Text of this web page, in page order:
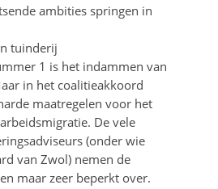
ambities springen in
tuinderij
1 is het indammen van
in het coalitieakkoord
maatregelen voor het
De vele
(onder wie
van Zwol) nemen de
maar zeer beperkt over.